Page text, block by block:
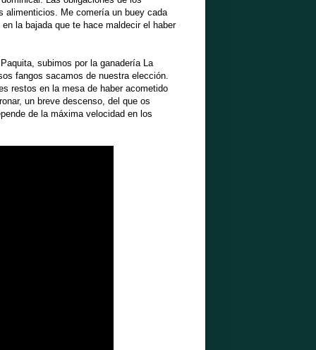
alimenticios. Me comería un buey cada
la bajada que te hace maldecir el haber
subimos por la ganadería La
fangos sacamos de nuestra elección.
restos en la mesa de haber acometido
un breve descenso, del que os
de la máxima velocidad en los